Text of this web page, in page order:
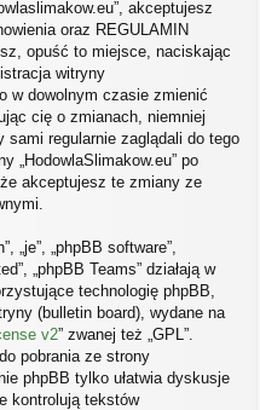
akceptujesz
oraz REGULAMIN
opuść to miejsce, naciskając
witryny
w dowolnym czasie zmienić
cię o zmianach, niemniej
regularnie zaglądali do tego
„HodowlaSlimakow.eu” po
akceptujesz te zmiany ze
„je”, „phpBB software”,
„phpBB Teams” działają w
technologię phpBB,
(bulletin board), wydane na
v2” zwanej też „GPL”.
pobrania ze strony
phpBB tylko ułatwia dyskusje
kontrolują tekstów